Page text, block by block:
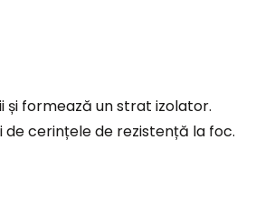
și formează un strat izolator.
cerințele de rezistență la foc.